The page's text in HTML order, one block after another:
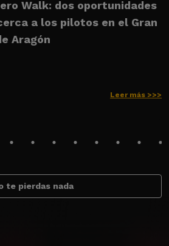
Walk: dos oportunidades
a los pilotos en el Gran
Aragón
Leer más >>>
te pierdas nada